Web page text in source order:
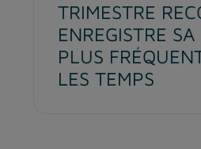
TRIMESTRE
ENREGISTRE
PLUS
LES TEMPS